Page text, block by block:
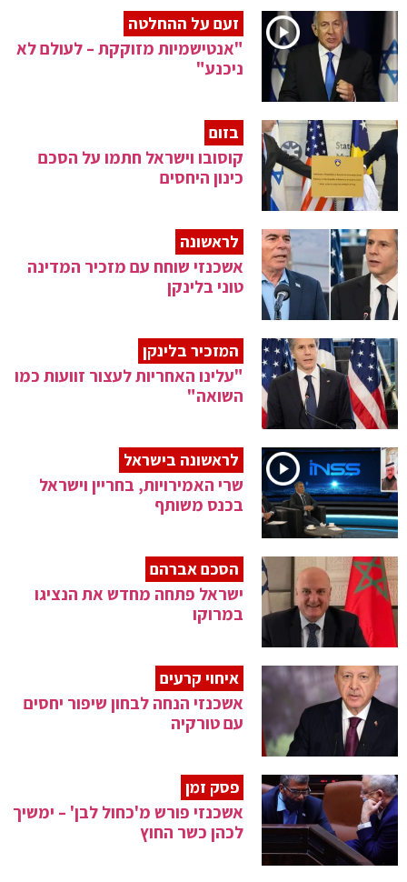
זעם על ההחלטה
"אנטישמיות מזוקקת – לעולם לא
ניכנע"
בזום
קוסובו וישראל חתמו על הסכם
כינון היחסים
לראשונה
אשכנזי שוחח עם מזכיר המדינה
טוני בלינקן
המזכיר בלינקן
"עלינו האחריות לעצור זוועות כמו
השואה"
לראשונה בישראל
שרי האמירויות, בחריין וישראל
בכנס משותף
הסכם אברהם
ישראל פתחה מחדש את הנציגו
במרוקו
איחוי קרעים
אשכנזי הנחה לבחון שיפור יחסים
עם טורקיה
פסק זמן
אשכנזי פורש מ'כחול לבן' – ימשיך
לכהן כשר החוץ